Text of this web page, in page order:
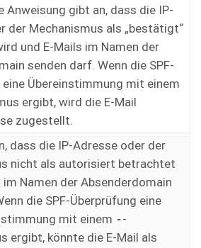
Anweisung gibt an, dass die IP-
der Mechanismus als „bestätigt“
und E-Mails im Namen der
senden darf. Wenn die SPF-
eine Übereinstimmung mit einem
ergibt, wird die E-Mail
zugestellt.
dass die IP-Adresse oder der
nicht als autorisiert betrachtet
im Namen der Absenderdomain
die SPF-Überprüfung eine
mit einem --
ergibt, könnte die E-Mail als